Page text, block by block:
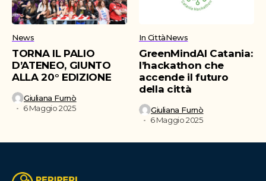
News
TORNA IL PALIO
D’ATENEO, GIUNTO
ALLA 20° EDIZIONE
Giuliana Furnò
6 Maggio 2025
In CittàNews
GreenMindAI Catania:
l’hackathon che
accende il futuro
della città
Giuliana Furnò
6 Maggio 2025